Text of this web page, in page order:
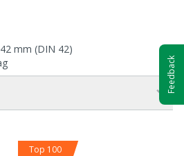
mm (DIN 42)
Top 100
Feedback